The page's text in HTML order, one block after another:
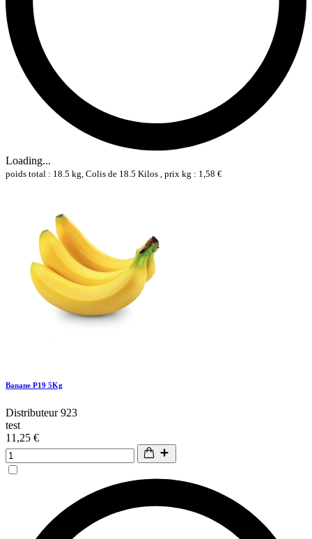
Loading...
poids total : 18.5 kg, Colis de 18.5 Kilos , prix kg : 1,58 €
Banane P19 5Kg
Distributeur 923
test
11,25 €